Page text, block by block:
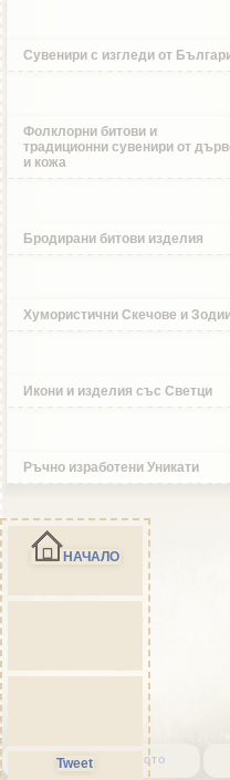
Сувенири с изгледи от
Фолклорни битови и
традиционни сувенири от
и кожа
Бродирани битови изделия
Хумористични Скечове и
Икони и изделия със Светци
Ръчно изработени Уникати
върни се в началото
НАЧАЛО
Tweet